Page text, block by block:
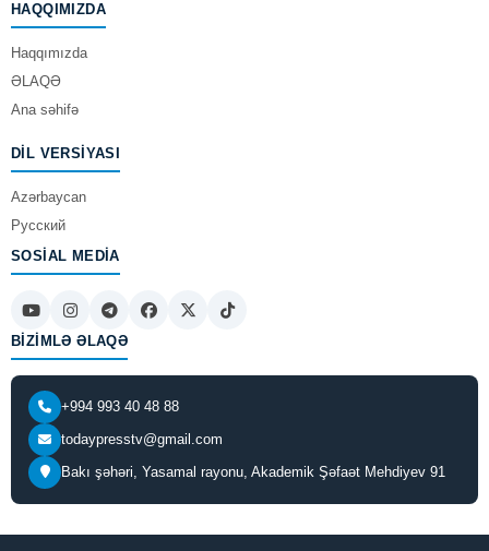
HAQQIMIZDA
Haqqımızda
ƏLAQƏ
Ana səhifə
DIL VERSIYASI
Azərbaycan
Русский
SOSIAL MEDIA
BIZIMLƏ ƏLAQƏ
+994 993 40 48 88
todaypresstv@gmail.com
Bakı şəhəri, Yasamal rayonu, Akademik Şəfaət Mehdiyev 91